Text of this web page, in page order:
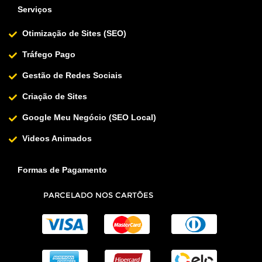
Serviços
Otimização de Sites (SEO)
Tráfego Pago
Gestão de Redes Sociais
Criação de Sites
Google Meu Negócio (SEO Local)
Videos Animados
Formas de Pagamento